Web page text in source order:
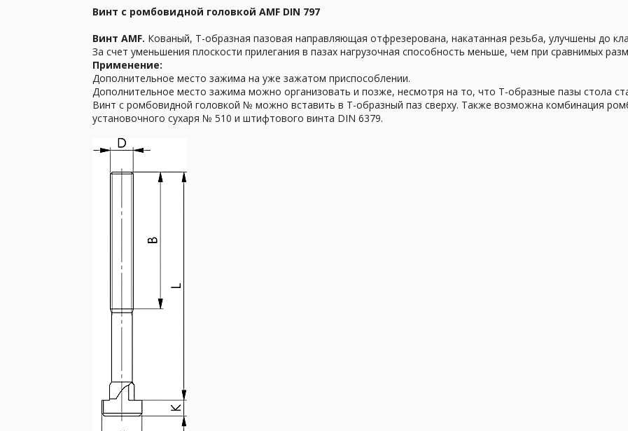
Винт с ромбовидной головкой AMF DIN 797
Винт AMF. Кованый, T-образная пазовая направляющая отфрезерована, накатанная резьба, улучшены до
За счет уменьшения плоскости прилегания в пазах нагрузочная способность меньше, чем при сравнимых
Применение:
Дополнительное место зажима на уже зажатом приспособлении.
Дополнительное место зажима можно организовать и позже, несмотря на то, что Т-образные пазы стола
Винт с ромбовидной головкой № можно вставить в Т-образный паз сверху. Также возможна комбинация
установочного сухаря № 510 и штифтового винта DIN 6379.